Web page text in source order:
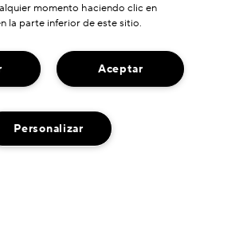
momento haciendo clic en
la parte inferior de este sitio.
Aceptar
Personalizar